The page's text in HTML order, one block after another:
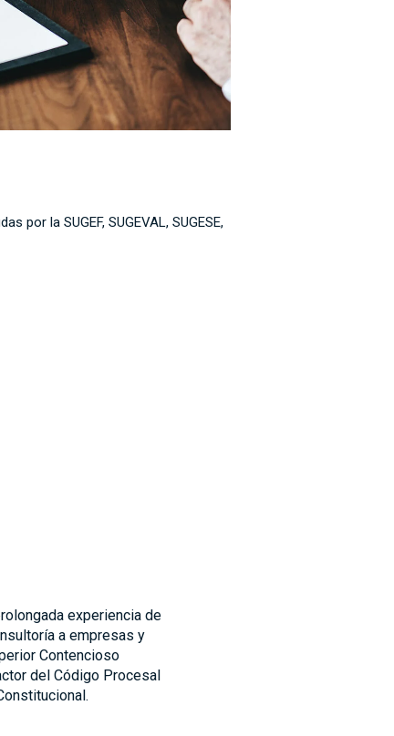
la SUGEF, SUGEVAL, SUGESE,
experiencia de
a empresas y
Contencioso
del Código Procesal